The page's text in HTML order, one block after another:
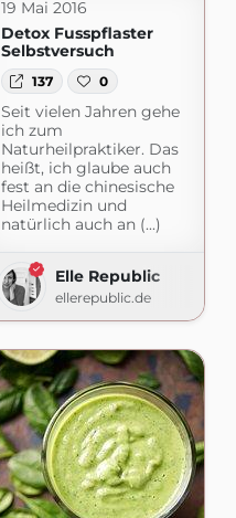
19 Mai 2016
Detox Fusspflaster
Selbstversuch
137 0
Seit vielen Jahren gehe
ich zum
Naturheilpraktiker. Das
heißt, ich glaube auch
fest an die chinesische
Heilmedizin und
natürlich auch an (...)
Elle Republic
ellerepublic.de